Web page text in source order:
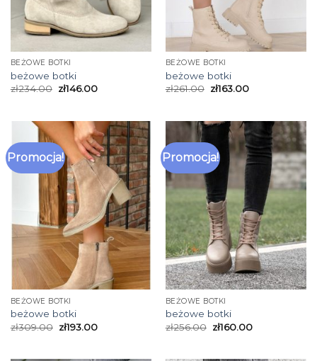
BEŻOWE BOTKI
beżowe botki
zł234.00 zł146.00
BEŻOWE BOTKI
beżowe botki
zł261.00 zł163.00
Promocja!
BEŻOWE BOTKI
beżowe botki
zł309.00 zł193.00
Promocja!
BEŻOWE BOTKI
beżowe botki
zł256.00 zł160.00